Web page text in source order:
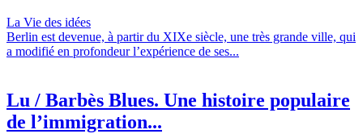
La Vie des idées
Berlin est devenue, à partir du XIXe siècle, une très grande ville, qui
a modifié en profondeur l’expérience de ses...
Lu / Barbès Blues. Une histoire populaire
de l’immigration...